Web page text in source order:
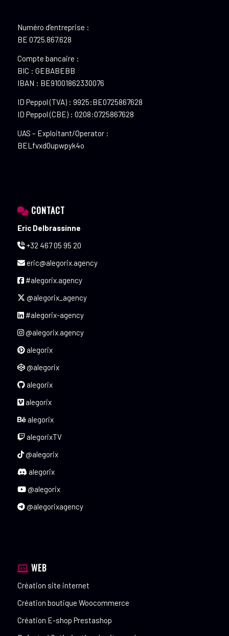
Numéro d’entreprise :
BE 0725.867.628
Compte bancaire :
BIC : GEBABEBB
IBAN : BE91001862330076
ID Peppol (TVA) : 9925:BE0725867628
ID Peppol (CBE) : 0208:0725867628
UAS – Exploitant/Operator :
BELfvxd0upwpyk4o
CONTACT
Eric Delbrassinne
+32 467 05 95 20
eric@alegorix.agency
#alegorix.agency
@alegorix_agency
#alegorix-agency
@alegorix.agency
alegorix
@alegorix
alegorix
alegorix
alegorix
alegorixTV
@alegorix
alegorix
@alegorix
@alegorixagency
WEB
Création site internet
Création boutique Woocommerce
Création E-shop Prestashop